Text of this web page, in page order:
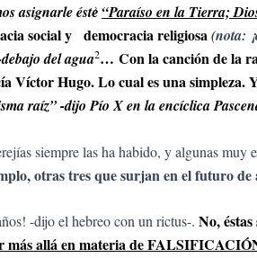
asignarle éste͗ “Paraíso en la Tierra;
social y democracia religiosa(nota:
del agua2… Con la canción de la
Víctor Hugo. Lo cual es una
raíz” -dijo Pío X en la encíclica
siempre las ha habido, y algunas muy
otras tres que surjan en el futuro
-dijo el hebreo con un rictus-. No,
más allá en materia de